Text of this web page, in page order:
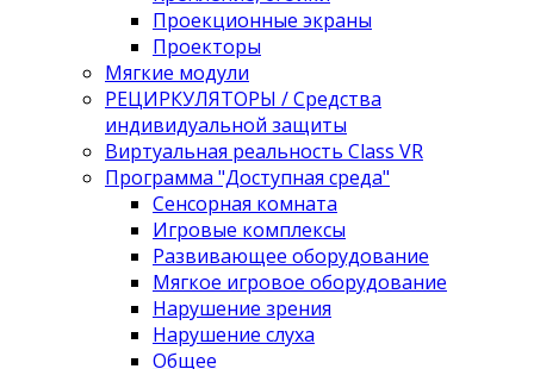
Проекционные экраны
Проекторы
Мягкие модули
РЕЦИРКУЛЯТОРЫ / Средства
индивидуальной защиты
Виртуальная реальность Class VR
Программа "Доступная среда"
Сенсорная комната
Игровые комплексы
Развивающее оборудование
Мягкое игровое оборудование
Нарушение зрения
Нарушение слуха
Общее